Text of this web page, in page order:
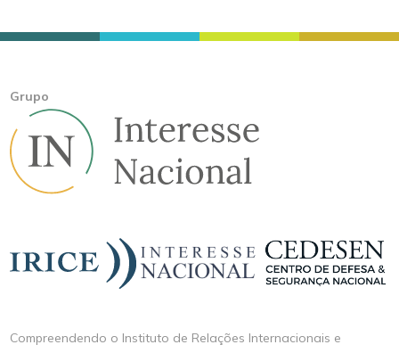
Grupo
Compreendendo o Instituto de Relações Internacionais e